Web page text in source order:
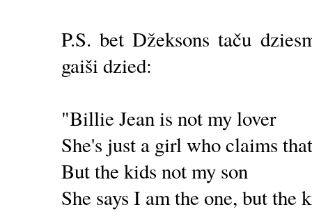
P.S. bet Džeksons taču
gaiši dzied:
"Billie Jean is not my lover
She's just a girl who claims
But the kids not my son
She says I am the one, but the